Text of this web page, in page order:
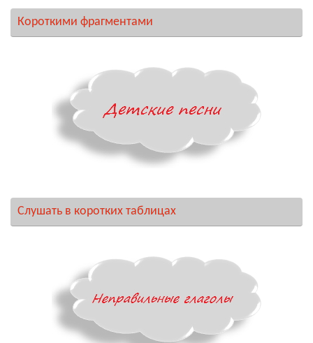
Короткими фрагментами
Слушать в коротких таблицах